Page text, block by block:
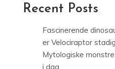
Recent Posts
Fascinerende
er Velociraptor
Mytologiske
i dag